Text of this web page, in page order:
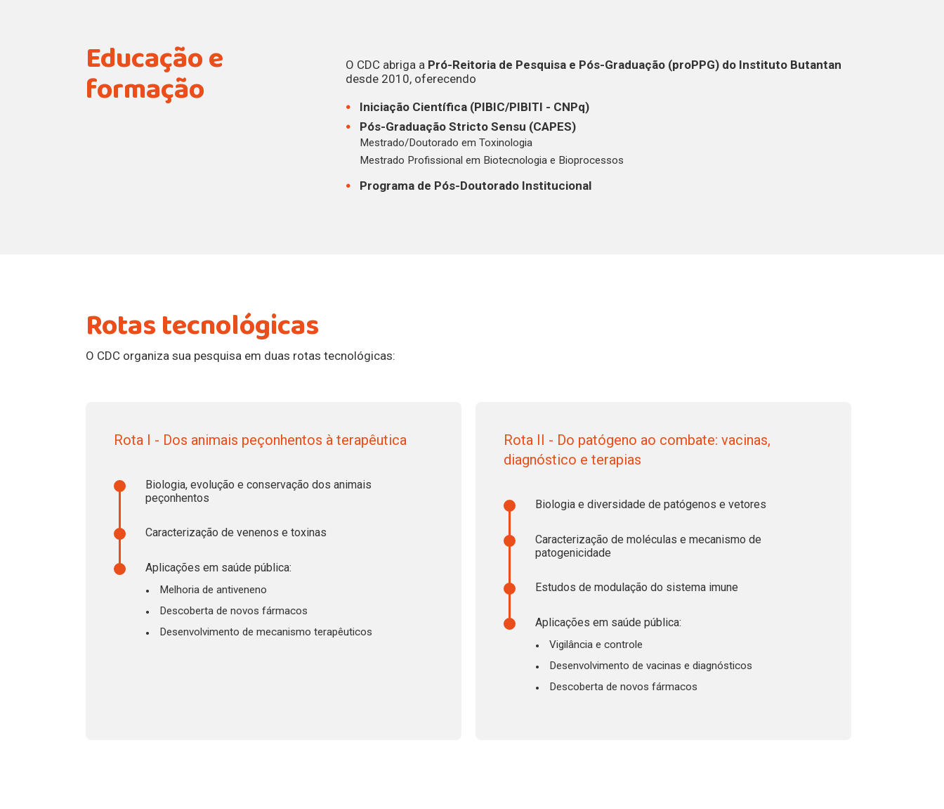
Educação e
formação
O CDC abriga a Pró-Reitoria de Pesquisa e Pós-Graduação (proPPG) do Instituto Butantan
desde 2010, oferecendo
Iniciação Científica (PIBIC/PIBITI - CNPq)
Pós-Graduação Stricto Sensu (CAPES)
Mestrado/Doutorado em Toxinologia
Mestrado Profissional em Biotecnologia e Bioprocessos
Programa de Pós-Doutorado Institucional
Rotas tecnológicas
O CDC organiza sua pesquisa em duas rotas tecnológicas:
Rota I - Dos animais peçonhentos à terapêutica
Biologia, evolução e conservação dos animais
peçonhentos
Caracterização de venenos e toxinas
Aplicações em saúde pública:
Melhoria de antiveneno
Descoberta de novos fármacos
Desenvolvimento de mecanismo terapêuticos
Rota II - Do patógeno ao combate: vacinas,
diagnóstico e terapias
Biologia e diversidade de patógenos e vetores
Caracterização de moléculas e mecanismo de
patogenicidade
Estudos de modulação do sistema imune
Aplicações em saúde pública:
Vigilância e controle
Desenvolvimento de vacinas e diagnósticos
Descoberta de novos fármacos